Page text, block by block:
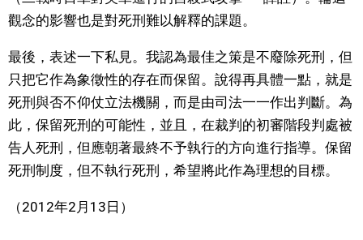
觀念的影響也是對死刑難以解釋的課題。
最後，表述一下私見。我認為最佳之策是不廢除死刑，但
只把它作為象徵性的存在而保留。說得再具體一點，就是
死刑與否不仰仗立法機關，而是由司法一一作出判斷。為
此，保留死刑的可能性，並且，在裁判的初審階段判處被
告人死刑，但應朝著最終不予執行的方向進行指導。保留
死刑制度，但不執行死刑，希望將此作為理想的目標。
（2012年2月13日）